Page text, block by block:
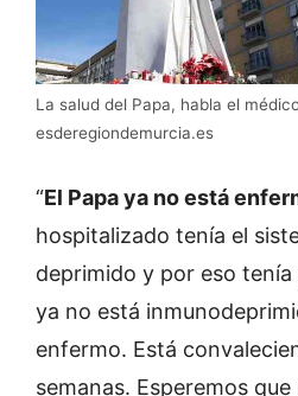
La salud del Papa, habla el
esderegiondemurcia.es
“El Papa ya no está
hospitalizado tenía el
deprimido y por eso
ya no está
enfermo. Está
semanas. Esperemos